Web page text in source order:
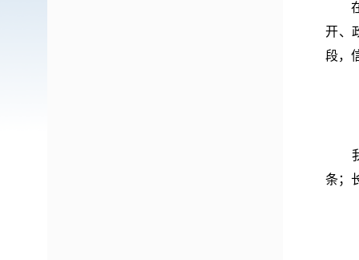
在
开、
段，
我
条；